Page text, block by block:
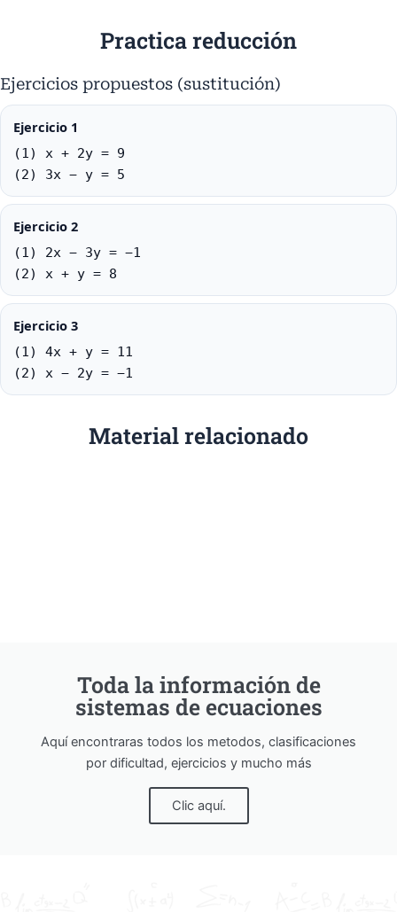
Practica reducción
Ejercicios propuestos (sustitución)
Ejercicio 1
(1) x + 2y = 9
(2) 3x − y = 5
Ejercicio 2
(1) 2x − 3y = −1
(2) x + y = 8
Ejercicio 3
(1) 4x + y = 11
(2) x − 2y = −1
Material relacionado
Toda la información de
sistemas de ecuaciones
Aquí encontraras todos los metodos, clasificaciones
por dificultad, ejercicios y mucho más
Clic aquí.